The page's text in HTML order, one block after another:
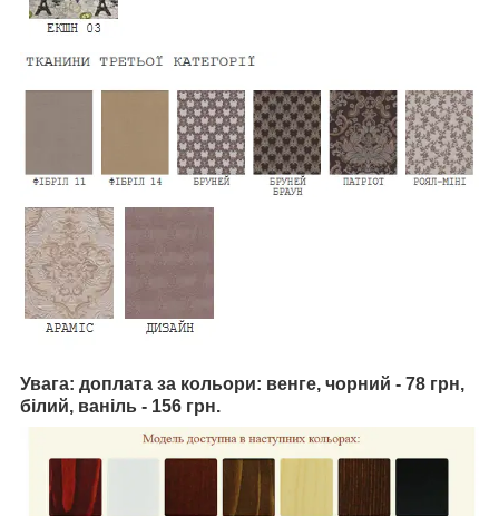
Увага: доплата за кольори: венге, чорний - 78 грн,
білий, ваніль - 156 грн.